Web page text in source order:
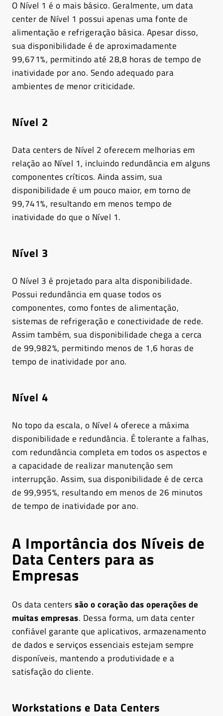
O Nível 1 é o mais básico. Geralmente, um data
center de Nível 1 possui apenas uma fonte de
alimentação e refrigeração básica. Apesar disso,
sua disponibilidade é de aproximadamente
99,671%, permitindo até 28,8 horas de tempo de
inatividade por ano. Sendo adequado para
ambientes de menor criticidade.
Nível 2
Data centers de Nível 2 oferecem melhorias em
relação ao Nível 1, incluindo redundância em alguns
componentes críticos. Ainda assim, sua
disponibilidade é um pouco maior, em torno de
99,741%, resultando em menos tempo de
inatividade do que o Nível 1.
Nível 3
O Nível 3 é projetado para alta disponibilidade.
Possui redundância em quase todos os
componentes, como fontes de alimentação,
sistemas de refrigeração e conectividade de rede.
Assim também, sua disponibilidade chega a cerca
de 99,982%, permitindo menos de 1,6 horas de
tempo de inatividade por ano.
Nível 4
No topo da escala, o Nível 4 oferece a máxima
disponibilidade e redundância. É tolerante a falhas,
com redundância completa em todos os aspectos e
a capacidade de realizar manutenção sem
interrupção. Assim, sua disponibilidade é de cerca
de 99,995%, resultando em menos de 26 minutos
de tempo de inatividade por ano.
A Importância dos Níveis de
Data Centers para as
Empresas
Os data centerssão o coração das operações de
muitas empresas. Dessa forma, um data center
confiável garante que aplicativos, armazenamento
de dados e serviços essenciais estejam sempre
disponíveis, mantendo a produtividade e a
satisfação do cliente.
Workstations e Data Centers